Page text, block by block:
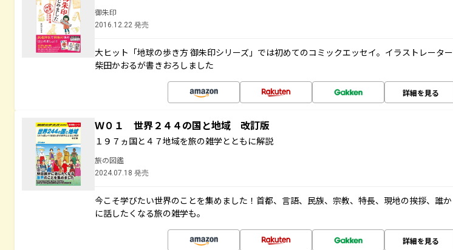
御朱印
2016.12.22 発売
大ヒット「地球の歩き方 御朱印シリーズ」では初めてのコミックエッセイ。イラストレーター
柴田かおるが書きおろしました
詳細を見る
Ｗ０１ 世界２４４の国と地域 改訂版
１９７ヵ国と４７地域を旅の雑学とともに解説
旅の図鑑
2024.07.18 発売
今こそ学びたい世界のことを集めました！首都、言語、民族、宗教、特長、現地の挨拶、誰か
に話したくなる旅の雑学も。
詳細を見る